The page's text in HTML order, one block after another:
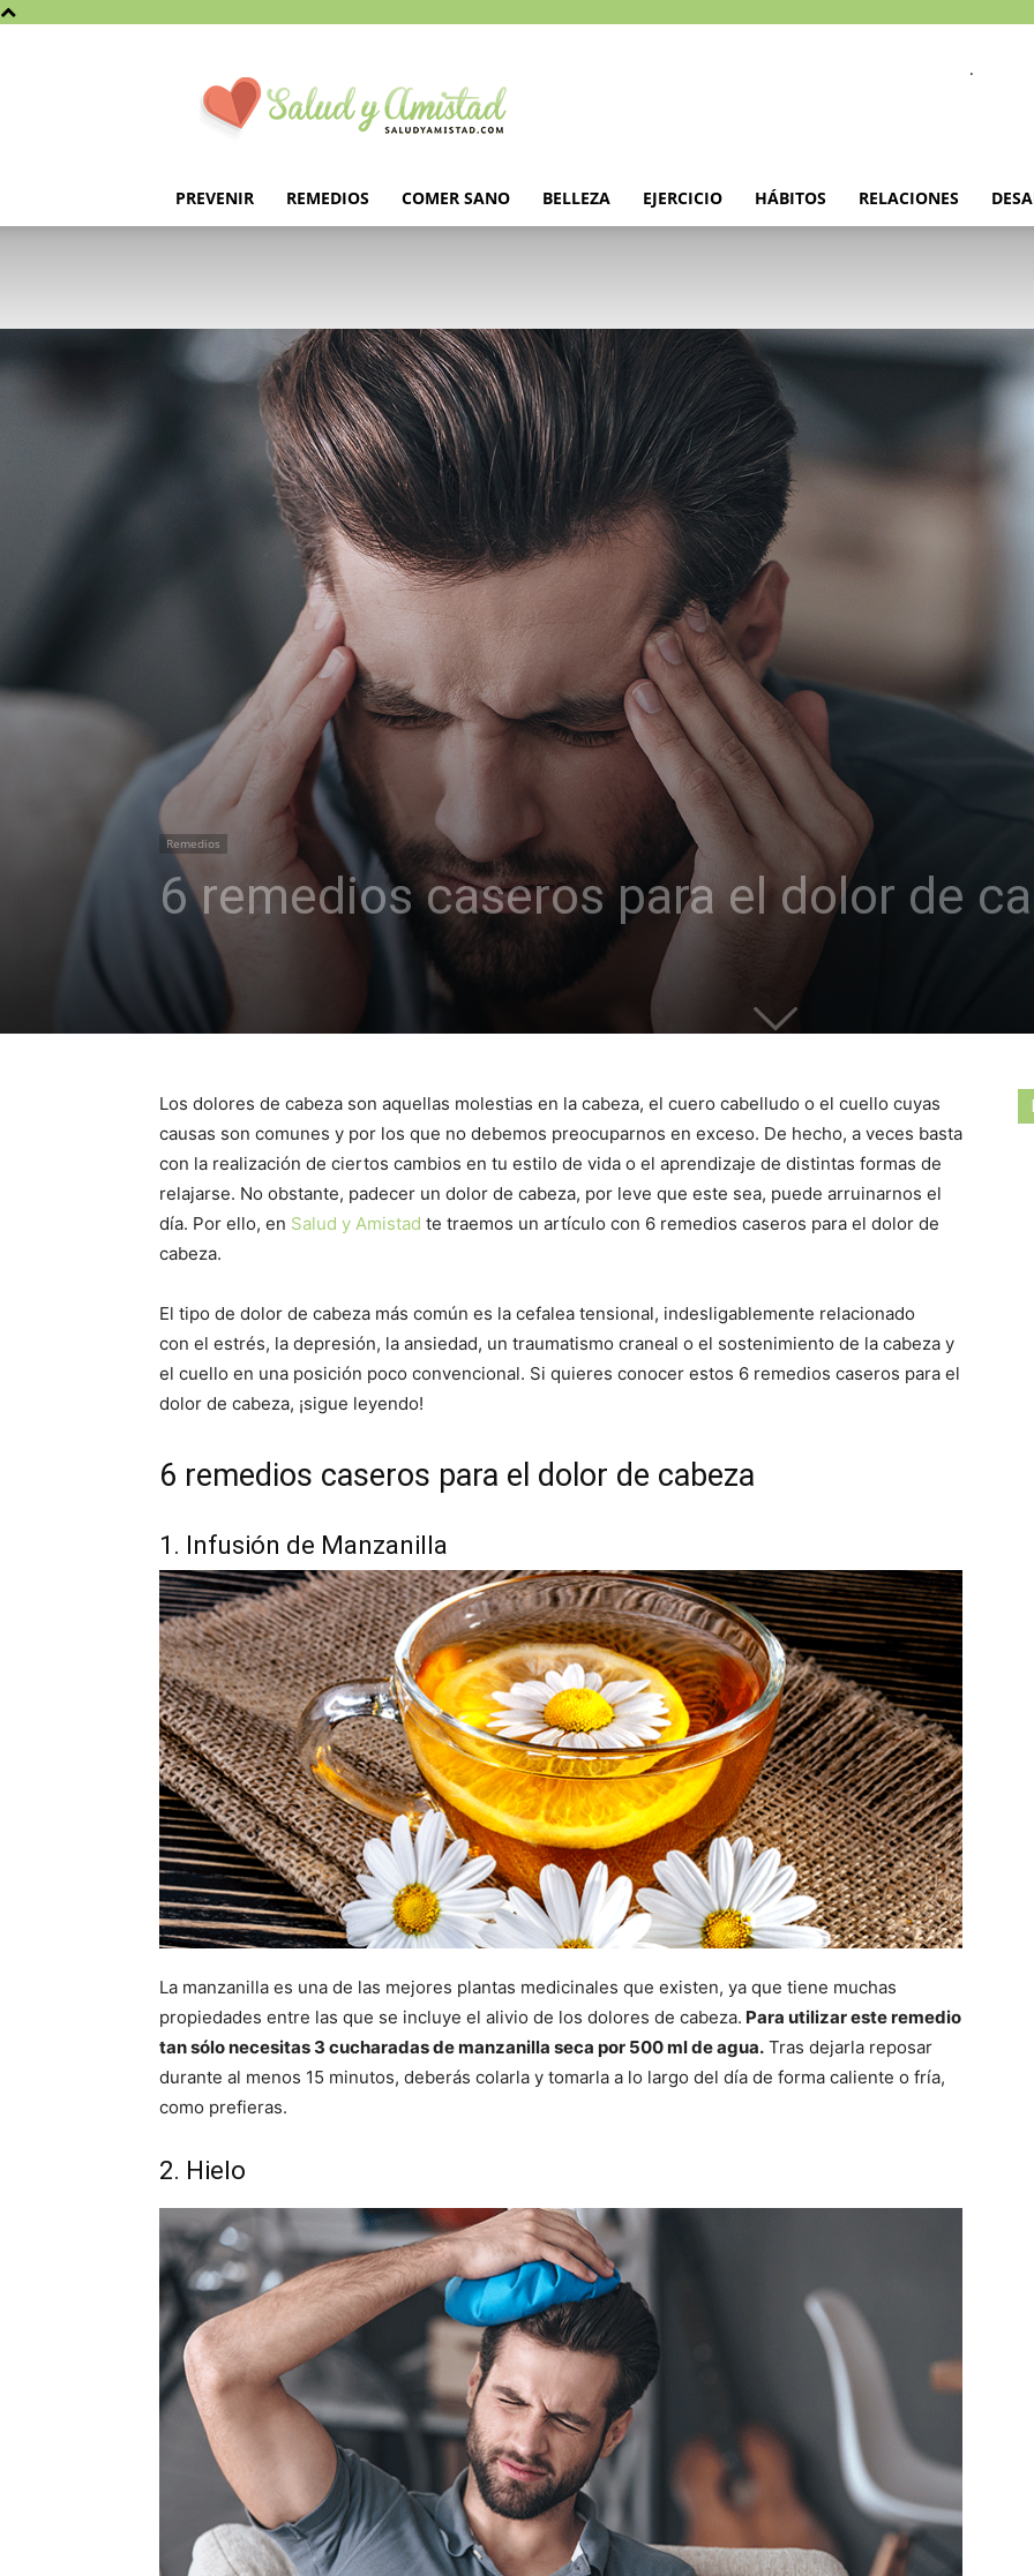
.
PREVENIR REMEDIOS COMER SANO BELLEZA EJERCICIO HÁBITOS RELACIONES
Remedios
6 remedios caseros para el dolor de
Los dolores de cabeza son aquellas molestias en la cabeza, el cuero cabelludo o el cuello cuyas
causas son comunes y por los que no debemos preocuparnos en exceso. De hecho, a veces basta
con la realización de ciertos cambios en tu estilo de vida o el aprendizaje de distintas formas de
relajarse. No obstante, padecer un dolor de cabeza, por leve que este sea, puede arruinarnos el
día. Por ello, en Salud y Amistad te traemos un artículo con 6 remedios caseros para el dolor de
cabeza.
El tipo de dolor de cabeza más común es la cefalea tensional, indesligablemente relacionado
con el estrés, la depresión, la ansiedad, un traumatismo craneal o el sostenimiento de la cabeza y
el cuello en una posición poco convencional. Si quieres conocer estos 6 remedios caseros para el
dolor de cabeza, ¡sigue leyendo!
6 remedios caseros para el dolor de cabeza
1. Infusión de Manzanilla
La manzanilla es una de las mejores plantas medicinales que existen, ya que tiene muchas
propiedades entre las que se incluye el alivio de los dolores de cabeza. Para utilizar este remedio
tan sólo necesitas 3 cucharadas de manzanilla seca por 500 ml de agua. Tras dejarla reposar
durante al menos 15 minutos, deberás colarla y tomarla a lo largo del día de forma caliente o fría,
como prefieras.
2. Hielo